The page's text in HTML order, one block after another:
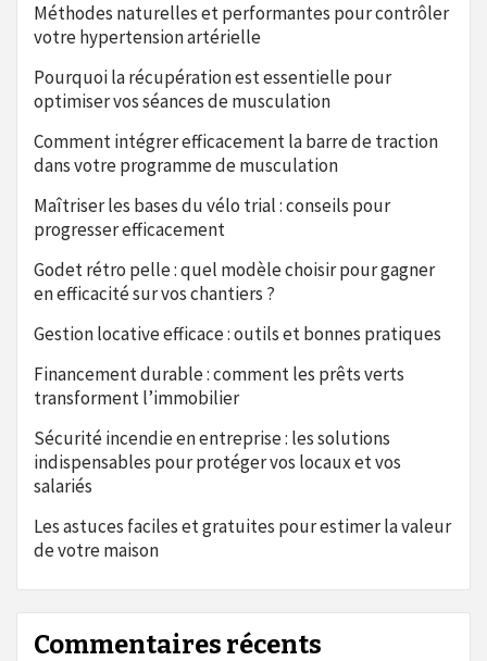
Méthodes naturelles et performantes pour contrôler
votre hypertension artérielle
Pourquoi la récupération est essentielle pour
optimiser vos séances de musculation
Comment intégrer efficacement la barre de traction
dans votre programme de musculation
Maîtriser les bases du vélo trial : conseils pour
progresser efficacement
Godet rétro pelle : quel modèle choisir pour gagner
en efficacité sur vos chantiers ?
Gestion locative efficace : outils et bonnes pratiques
Financement durable : comment les prêts verts
transforment l’immobilier
Sécurité incendie en entreprise : les solutions
indispensables pour protéger vos locaux et vos
salariés
Les astuces faciles et gratuites pour estimer la valeur
de votre maison
Commentaires récents